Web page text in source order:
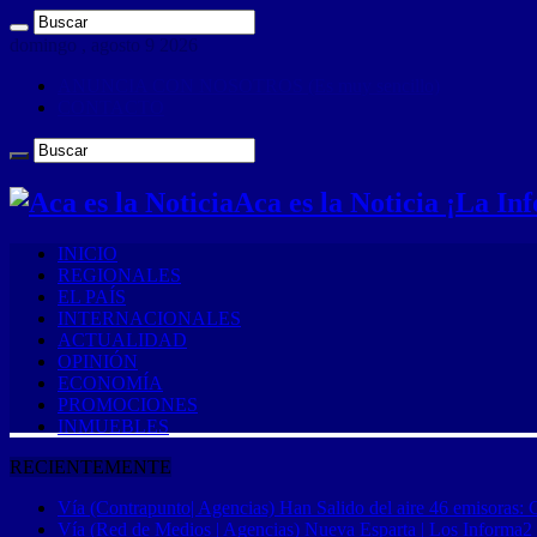
domingo , agosto 9 2026
Aca es la Noticia ¡La
INICIO
REGIONALES
EL PAÍS
INTERNACIONALES
ACTUALIDAD
OPINIÓN
ECONOMÍA
PROMOCIONES
INMUEBLES
RECIENTEMENTE
Vía (Contrapunto| Agencias) Han Salido del aire 46 emisoras:
Vía (Red de Medios | Agencias) Nueva Esparta | Los